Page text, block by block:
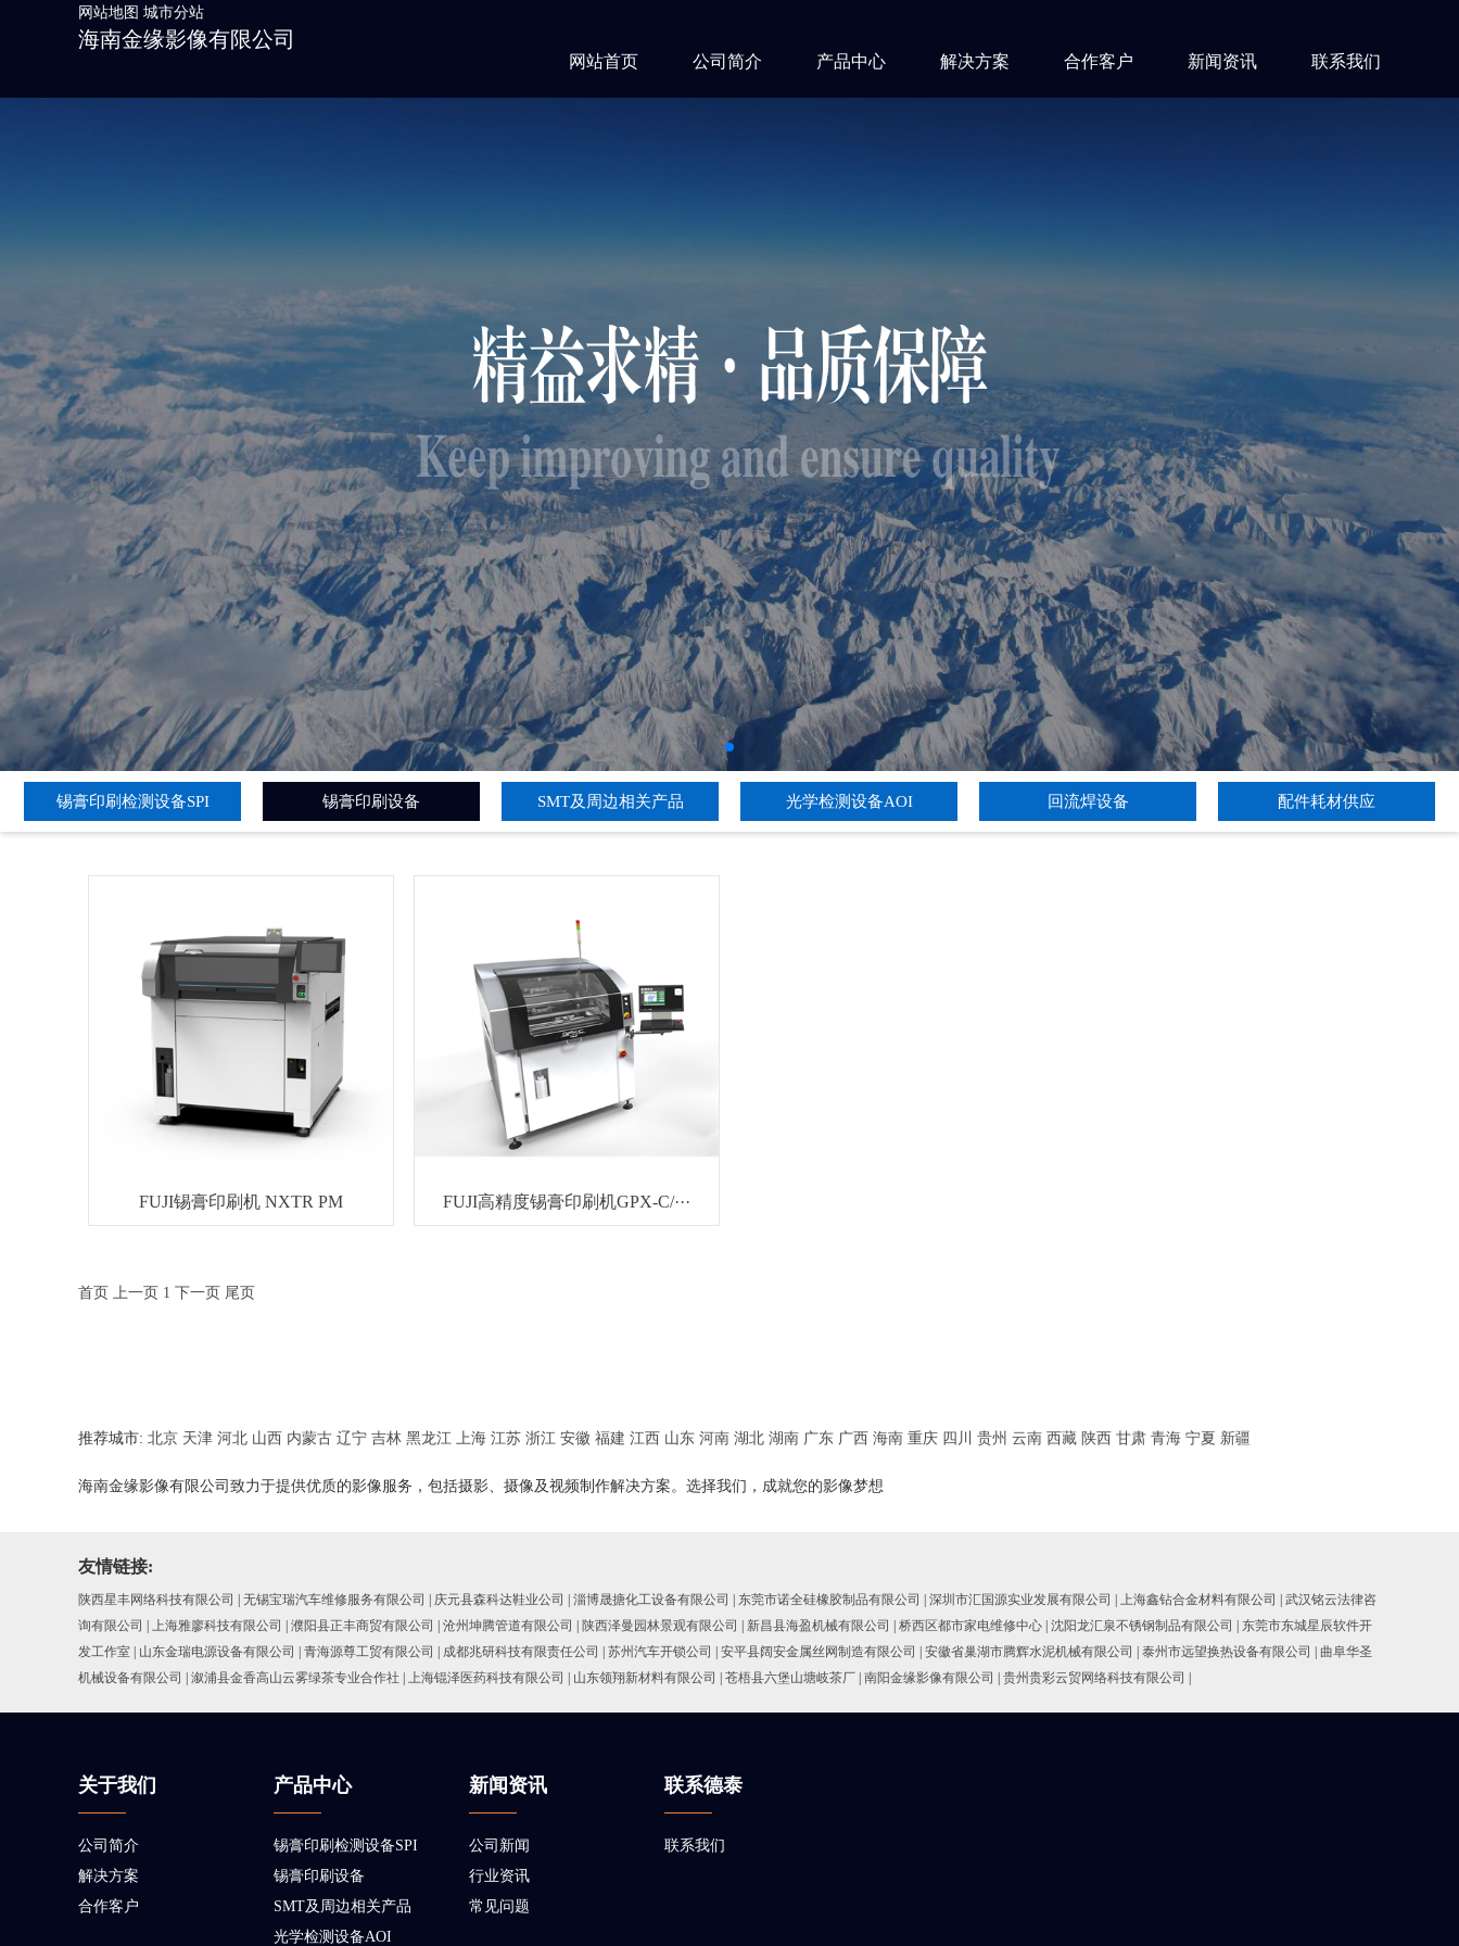
网站地图 城市分站
海南金缘影像有限公司
网站首页 公司简介 产品中心 解决方案 合作客户 新闻资讯 联系我们
锡膏印刷检测设备SPI 锡膏印刷设备 SMT及周边相关产品 光学检测设备AOI 回流焊设备 配件耗材供应
FUJI锡膏印刷机 NXTR PM FUJI高精度锡膏印刷机GPX-C/···
首页 上一页 1 下一页 尾页
推荐城市: 北京 天津 河北 山西 内蒙古 辽宁 吉林 黑龙江 上海 江苏 浙江 安徽 福建 江西 山东 河南 湖北 湖南 广东 广西 海南 重庆 四川 贵州 云南 西藏 陕西 甘肃 青海 宁夏 新疆
海南金缘影像有限公司致力于提供优质的影像服务，包括摄影、摄像及视频制作解决方案。选择我们，成就您的影像梦想
友情链接:
陕西星丰网络科技有限公司 无锡宝瑞汽车维修服务有限公司 庆元县森科达鞋业公司 淄博晟搪化工设备有限公司 东莞市诺全硅橡胶制品有限公司 深圳市汇国源实业发展有限公司 上海鑫钻合金材料有限公司
武汉铭云法律咨
询有限公司
上海雅廖科技有限公司 濮阳县正丰商贸有限公司 沧州坤腾管道有限公司 陕西泽曼园林景观有限公司 新昌县海盈机械有限公司 桥西区都市家电维修中心 沈阳龙汇泉不锈钢制品有限公司
东莞市东城星辰软件开
发工作室
山东金瑞电源设备有限公司 青海源尊工贸有限公司 成都兆研科技有限责任公司 苏州汽车开锁公司 安平县阔安金属丝网制造有限公司 安徽省巢湖市腾辉水泥机械有限公司 泰州市远望换热设备有限公司
曲阜华圣
机械设备有限公司
溆浦县金香高山云雾绿茶专业合作社 上海锟泽医药科技有限公司 山东领翔新材料有限公司 苍梧县六堡山塘岐茶厂 南阳金缘影像有限公司 贵州贵彩云贸网络科技有限公司
关于我们
公司简介
解决方案
合作客户
产品中心
锡膏印刷检测设备SPI
锡膏印刷设备
SMT及周边相关产品
光学检测设备AOI
新闻资讯
公司新闻
行业资讯
常见问题
联系德泰
联系我们